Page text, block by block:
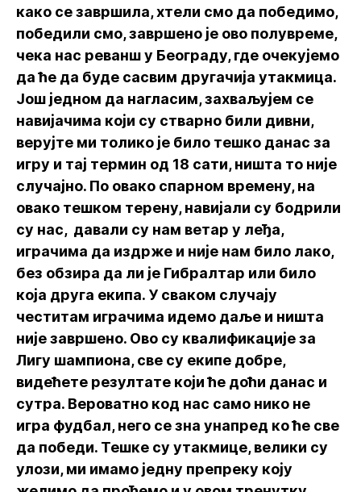
како се завршила, хтели смо да победимо,
победили смо, завршено је ово полувреме,
чека нас реванш у Београду, где очекујемо
да ће да буде сасвим другачија утакмица.
Још једном да нагласим, захваљујем се
навијачима који су стварно били дивни,
верујте ми толико је било тешко данас за
игру и тај термин од 18 сати, ништа то није
случајно. По овако спарном времену, на
овако тешком терену, навијали су бодрили
су нас, давали су нам ветар у леђа,
играчима да издрже и није нам било лако,
без обзира да ли је Гибралтар или било
која друга екипа. У сваком случају
честитам играчима идемо даље и ништа
није завршено. Ово су квалификације за
Лигу шампиона, све су екипе добре,
видећете резултате који ће доћи данас и
сутра. Вероватно код нас само нико не
игра фудбал, него се зна унапред ко ће све
да победи. Тешке су утакмице, велики су
улози, ми имамо једну препреку коју